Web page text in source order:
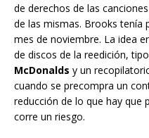
de derechos de las
de las mismas. Brooks tenía
mes de noviembre. La idea
de discos de la reedición,
McDonalds y un
cuando se precompra un
reducción de lo que hay que
corre un riesgo.